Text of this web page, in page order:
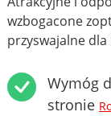
wzbogacone
przyswajalne
Wymóg
stronie